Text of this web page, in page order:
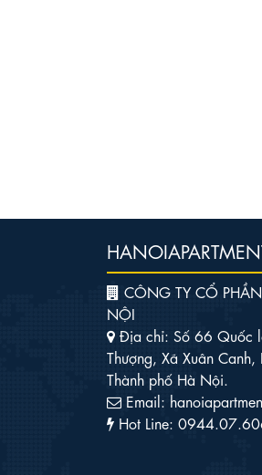
CÔNG TY CỔ
NỘI
Địa chỉ: Số 66 Quốc
Thượng, Xã Xuân Canh,
Thành phố Hà Nội.
Email:
Hot Line: